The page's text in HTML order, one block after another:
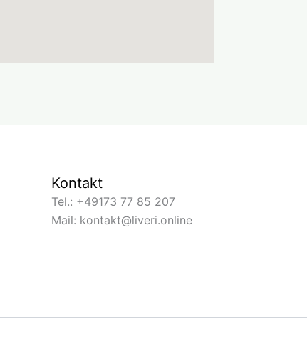
Kontakt
Tel.: +49173 77 85 207
Mail: kontakt@liveri.online